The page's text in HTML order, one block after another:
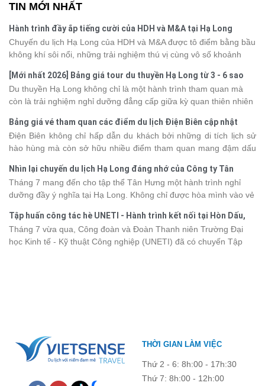
TIN MỚI NHẤT
Hành trình đầy ắp tiếng cười của HDH và M&A tại Hạ Long
Chuyến du lịch Hạ Long của HDH và M&A được tô điểm bằng bầu
không khí sôi nổi, những trải nghiệm thú vị cùng vô số khoảnh
phút giây đồng hành bên nhau, tất cả đã tạo nên một chuyến đi
tràn đầy cảm xúc và dấu ấn khó quên.
[Mới nhất 2026] Bảng giá tour du thuyền Hạ Long từ 3 - 6 sao
Du thuyền Hạ Long không chỉ là một hành trình tham quan mà
còn là trải nghiệm nghỉ dưỡng đẳng cấp giữa kỳ quan thiên nhiên
khác nhau, khiến nhiều du khách băn khoăn khi lựa chọn. Bài viết
dưới đây sẽ cập nhật bảng giá tour du thuyền Hạ Long mới nhất
2026 từ 3 - 6 sao, giúp bạn dễ dàng so sánh và tìm được hành
trình phù hợp với nhu cầu cũng như ngân sách.
Bảng giá vé tham quan các điểm du lịch Điện Biên cập nhật
2026
Điện Biên không chỉ hấp dẫn du khách bởi những di tích lịch sử
hào hùng mà còn sở hữu nhiều điểm tham quan mang đậm dấu
phá vùng đất này, việc cập nhật trước giá vé sẽ giúp bạn chủ
động hơn trong lịch trình và chi phí. Cùng Vietsense Travel tham
khảo bảng giá vé tham quan các điểm du lịch Điện Biênmới nhất
năm 2026 ngay dưới đây.
Nhìn lại chuyến du lịch Hạ Long đáng nhớ của Công ty Tân
Hưng 2026
Tháng 7 mang đến cho tập thể Tân Hưng một hành trình nghỉ
dưỡng đầy ý nghĩa tại Hạ Long. Không chỉ được hòa mình vào vẻ
kết, sẻ chia và lưu giữ nhiều khoảnh khắc đáng nhớ. Hãy cùng
nhìn lại chuyến đi ngập tràn niềm vui và những trải nghiệm khó
quên.
Tập huấn công tác hè UNETI - Hành trình kết nối tại Hòn Dấu,
Đồ Sơn
Tháng 7 vừa qua, Công đoàn và Đoàn Thanh niên Trường Đại
học Kinh tế - Kỹ thuật Công nghiệp (UNETI) đã có chuyến Tập
THỜI GIAN LÀM VIỆC
Thứ 2 - 6: 8h:00 - 17h:30
Thứ 7: 8h:00 - 12h:00